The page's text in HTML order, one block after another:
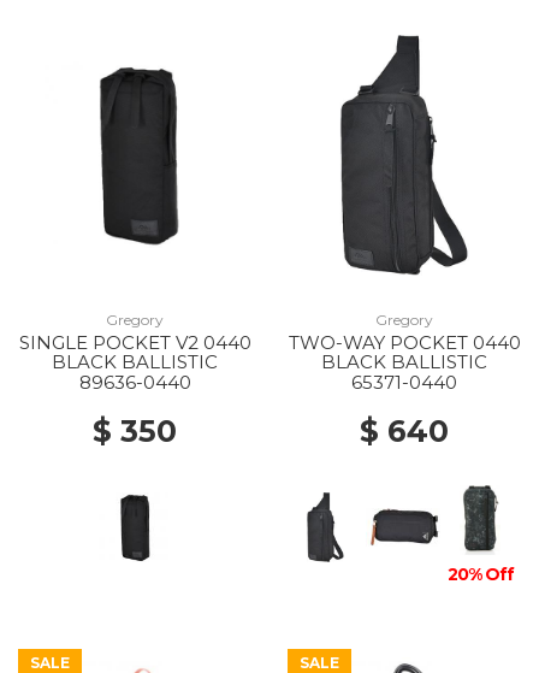
Gregory
SINGLE POCKET V2 0440
BLACK BALLISTIC
89636-0440
$ 350
Gregory
TWO-WAY POCKET 0440
BLACK BALLISTIC
65371-0440
$ 640
20% Off
SALE
SALE